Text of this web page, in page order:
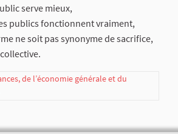
serve mieux,
publics fonctionnent vraiment,
ne soit pas synonyme de sacrifice,
de l’économie générale et du